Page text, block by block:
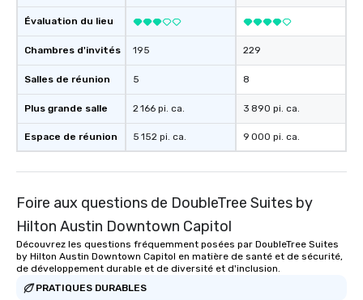
Évaluation du lieu
Chambres d'invités
Salles de réunion
Plus grande salle
Espace de réunion
195
5
2 166 pi. ca.
5 152 pi. ca.
229
8
3 890 pi. ca.
9 000 pi. ca.
Foire aux questions de DoubleTree Suites by
Hilton Austin Downtown Capitol
Découvrez les questions fréquemment posées par DoubleTree Suites
by Hilton Austin Downtown Capitol en matière de santé et de sécurité,
de développement durable et de diversité et d'inclusion.
PRATIQUES DURABLES